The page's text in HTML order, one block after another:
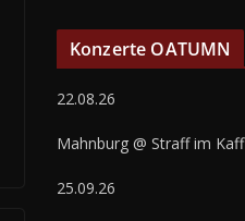
Konzerte OATUMN
22.08.26
Mahnburg @ Straff im Kaff
25.09.26